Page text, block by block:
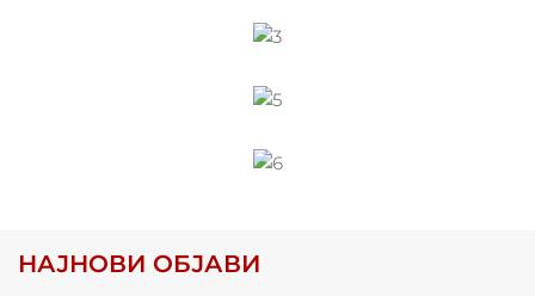
НАЈНОВИ ОБЈАВИ